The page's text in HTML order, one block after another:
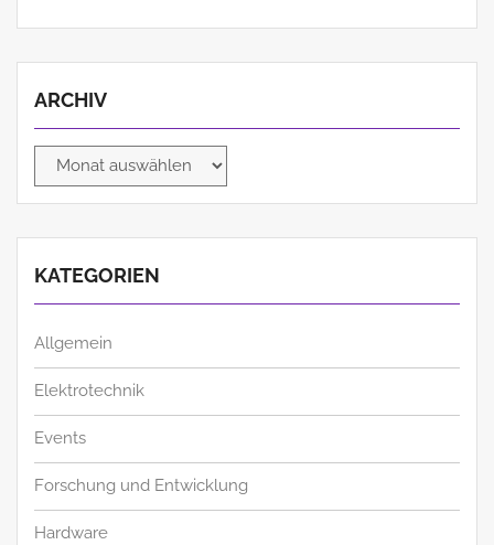
ARCHIV
Archiv
KATEGORIEN
Allgemein
Elektrotechnik
Events
Forschung und Entwicklung
Hardware